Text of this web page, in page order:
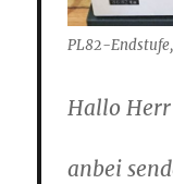
PL82-
Hallo
anbei